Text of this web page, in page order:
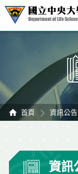
首頁 資訊公告
資訊